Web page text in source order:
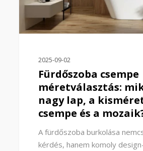
2025-09-02
Fürdőszoba csempe
méretválasztás:
nagy lap, a
csempe és a
A fürdőszoba burkolása
kérdés, hanem komoly